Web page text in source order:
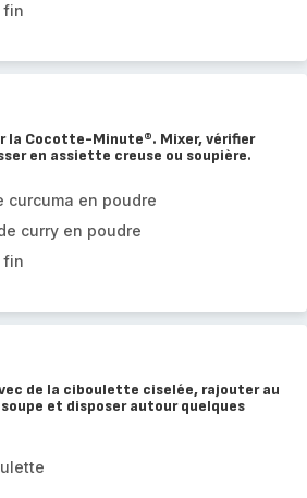
fin
la Cocotte-Minute®. Mixer, vérifier
en assiette creuse ou soupière.
curcuma en poudre
curry en poudre
fin
de la ciboulette ciselée, rajouter au
et disposer autour quelques